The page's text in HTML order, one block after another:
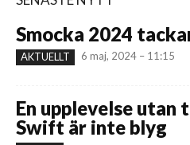
Smocka 2024
AKTUELLT 6 maj, 2024 – 11:15
En upplevelse
Swift är inte blyg